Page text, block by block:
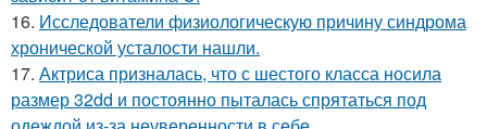
16. Исследователи физиологическую причину синдрома
хронической усталости нашли.
17. Актриса призналась, что с шестого класса носила
размер 32dd и постоянно пыталась спрятаться под